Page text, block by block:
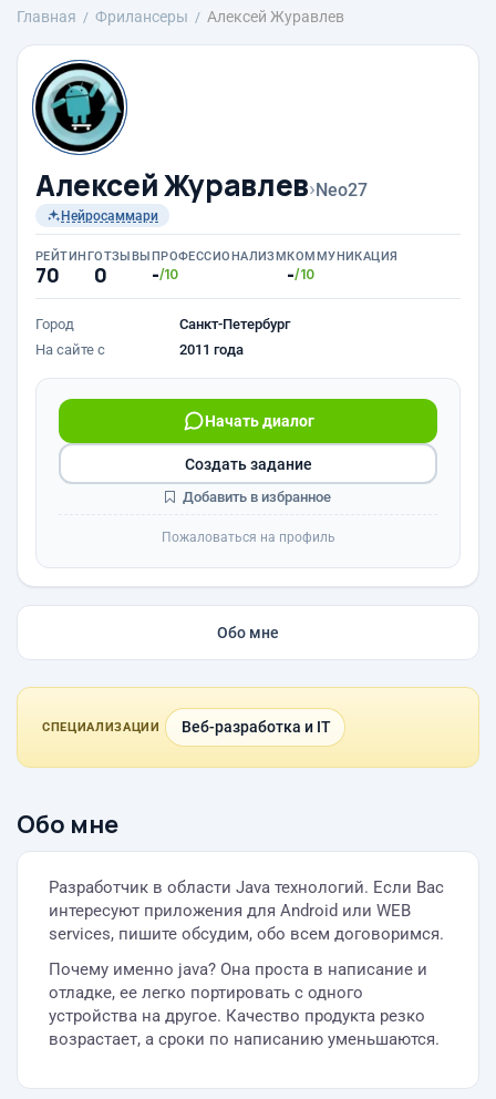
Главная Фрилансеры Алексей Журавлев
Алексей Журавлев›Neo27
Нейросаммари
РЕЙТИНГ
70
ОТЗЫВЫ
0
ПРОФЕССИОНАЛИЗМ
-/10
КОММУНИКАЦИЯ
-/10
Город
Санкт-Петербург
На сайте с
2011 года
Начать диалог
Создать задание
Добавить в избранное
Пожаловаться на профиль
Обо мне
СПЕЦИАЛИЗАЦИИ Веб-разработка и IT
Обо мне
Разработчик в области Java технологий. Если Вас
интересуют приложения для Android или WEB
services, пишите обсудим, обо всем договоримся.
Почему именно java? Она проста в написание и
отладке, ее легко портировать с одного
устройства на другое. Качество продукта резко
возрастает, а сроки по написанию уменьшаются.